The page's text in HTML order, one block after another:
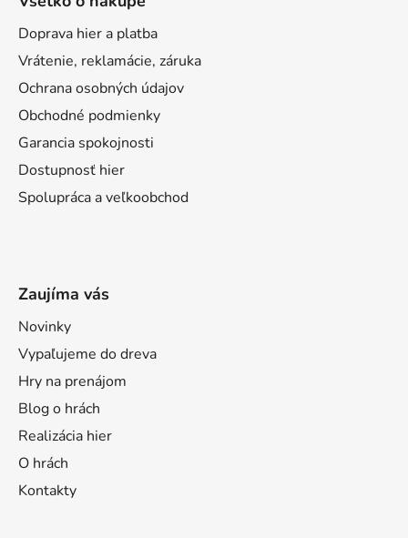
Doprava hier a platba
Vrátenie, reklamácie, záruka
Ochrana osobných údajov
Obchodné podmienky
Garancia spokojnosti
Dostupnosť hier
Spolupráca a veľkoobchod
Zaujíma vás
Novinky
Vypaľujeme do dreva
Hry na prenájom
Blog o hrách
Realizácia hier
O hrách
Kontakty